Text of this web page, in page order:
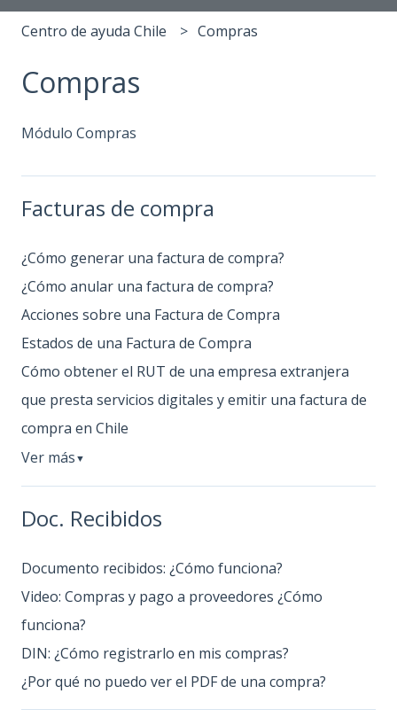
Centro de ayuda Chile Compras
Compras
Módulo Compras
Facturas de compra
¿Cómo generar una factura de compra?
¿Cómo anular una factura de compra?
Acciones sobre una Factura de Compra
Estados de una Factura de Compra
Cómo obtener el RUT de una empresa extranjera
que presta servicios digitales y emitir una factura de
compra en Chile
Ver más ▼
Doc. Recibidos
Documento recibidos: ¿Cómo funciona?
Video: Compras y pago a proveedores ¿Cómo
funciona?
DIN: ¿Cómo registrarlo en mis compras?
¿Por qué no puedo ver el PDF de una compra?